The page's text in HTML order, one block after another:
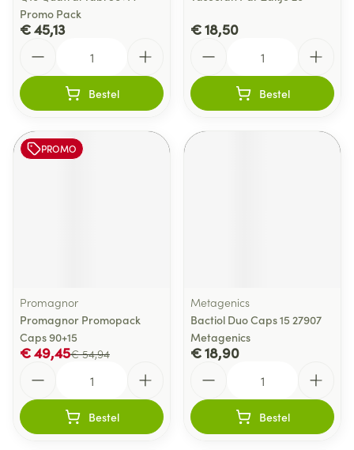
Promo Pack
€ 45,13
Bestel
€ 18,50
Bestel
PROMO
Promagnor
Promagnor Promopack
Caps 90+15
€ 54,94
€ 49,45
Bestel
Metagenics
Bactiol Duo Caps 15 27907
Metagenics
€ 18,90
Bestel